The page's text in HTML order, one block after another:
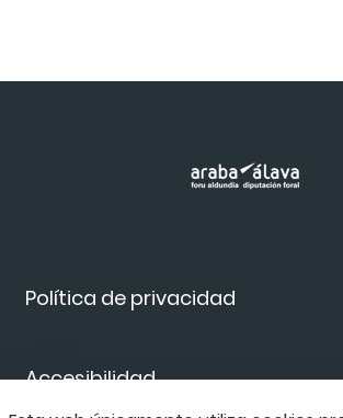
Política de privacidad
Accesibilidad